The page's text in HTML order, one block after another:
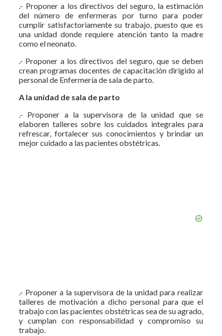
.- Proponer a los directivos del seguro, la estimación
del número de enfermeras por turno para poder
cumplir satisfactoriamente su trabajo, puesto que es
una unidad donde requiere atención tanto la madre
como el neonato.
.- Proponer a los directivos del seguro, que se deben
crean programas docentes de capacitación dirigido al
personal de Enfermería de sala de parto.
A la unidad de sala de parto
.- Proponer a la supervisora de la unidad que se
elaboren talleres sobre los cuidados integrales para
refrescar, fortalecer sus conocimientos y brindar un
mejor cuidado a las pacientes obstétricas.
.- Proponer a la supervisora de la unidad para realizar
talleres de motivación a dicho personal para que el
trabajo con las pacientes obstétricas sea de su agrado,
y cumplan con responsabilidad y compromiso su
trabajo.